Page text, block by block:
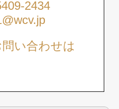
2434
い合わせは